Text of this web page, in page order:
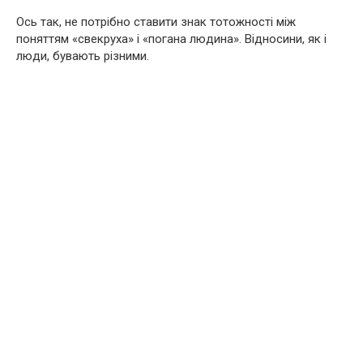
Ось так, не потрібно ставити знак тотожності між
поняттям «свекруха» і «погана людина». Відносини, як і
люди, бувають різними.